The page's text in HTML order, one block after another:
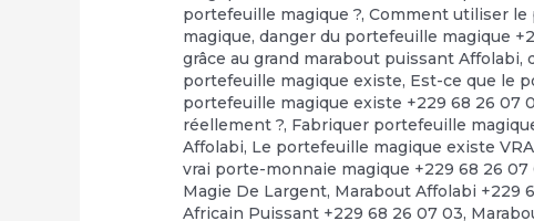
portefeuille magique ?,Comment utiliser le
magique,danger du portefeuille magique
grâce au grand marabout puissant Affolabi,
portefeuille magique existe, Est-ce que le
portefeuille magique existe +229 68 26 07
réellement ?, Fabriquer portefeuille
Affolabi, Le portefeuille magique existe
vrai porte-monnaie magique +229 68 26 07
Magie De Largent, Marabout Affolabi +229
Africain Puissant +229 68 26 07 03,